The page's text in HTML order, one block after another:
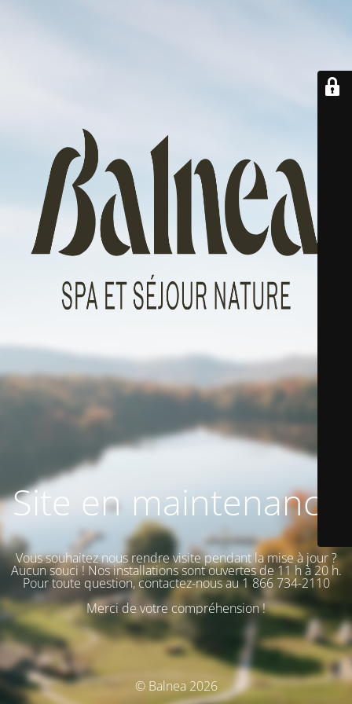
Site en maintenance
Vous souhaitez nous rendre visite pendant la mise à jour ?
Aucun souci ! Nos installations sont ouvertes de 11 h à 20 h.
Pour toute question, contactez-nous au 1 866 734-2110
Merci de votre compréhension !
© Balnea 2026